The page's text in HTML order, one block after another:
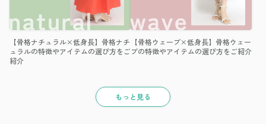
【骨格ナチュラル×低身長】骨格ナチ
ュラルの特徴やアイテムの選び方をご
紹介
【骨格ウェーブ×低身長】骨格ウェー
ブの特徴やアイテムの選び方をご紹介
もっと見る